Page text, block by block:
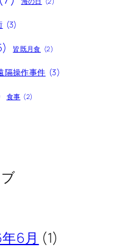
(3)
皆既月食 (2)
隔操作事件 (3)
食事 (2)
6月 (1)